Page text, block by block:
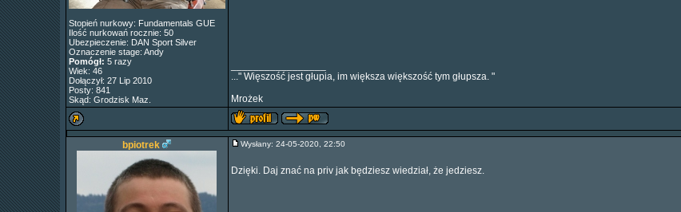
Stopień nurkowy: Fundamentals GUE
Ilość nurkowań rocznie: 50
Ubezpieczenie: DAN Sport Silver
Oznaczenie stage: Andy
Pomógł: 5 razy
Wiek: 46
Dołączył: 27 Lip 2010
Posty: 841
Skąd: Grodzisk Maz.
..." Więszość jest głupia, im większa większość tym głupsza. "
Mrożek
bpiotrek Wysłany: 24-05-2020, 22:50
Dzięki. Daj znać na priv jak będziesz wiedział, że jedziesz.